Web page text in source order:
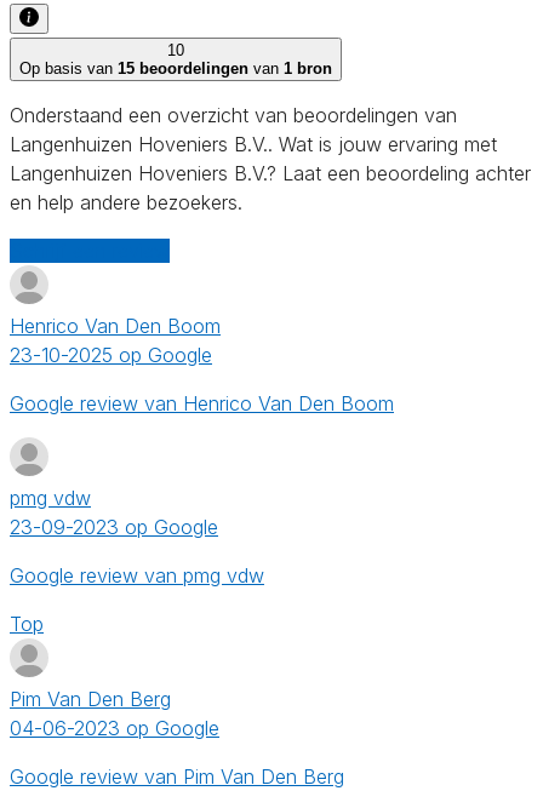
10
Op basis van 15 beoordelingen van 1 bron
Onderstaand een overzicht van beoordelingen van
Langenhuizen Hoveniers B.V.. Wat is jouw ervaring met
Langenhuizen Hoveniers B.V.? Laat een beoordeling achter
en help andere bezoekers.
Henrico Van Den Boom
23-10-2025 op Google
Google review van Henrico Van Den Boom
pmg vdw
23-09-2023 op Google
Google review van pmg vdw
Top
Pim Van Den Berg
04-06-2023 op Google
Google review van Pim Van Den Berg